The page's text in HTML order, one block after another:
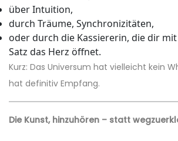
über Intuition,
durch Träume, Synchronizitäten,
oder durch die Kassiererin, die dir
Satz das Herz öffnet.
Kurz: Das Universum hat vielleicht kein
hat definitiv Empfang.
Die Kunst, hinzuhören – statt